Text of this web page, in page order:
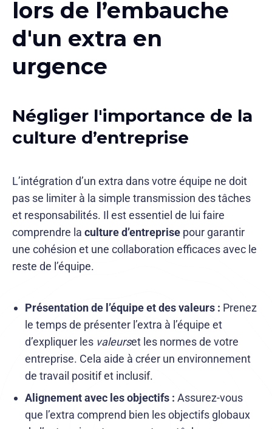
lors de l’embauche
d'un extra en
urgence
Négliger l'importance de la
culture d’entreprise
L’intégration d’un extra dans votre équipe ne doit
pas se limiter à la simple transmission des tâches
et responsabilités. Il est essentiel de lui faire
comprendre la culture d’entreprise pour garantir
une cohésion et une collaboration efficaces avec le
reste de l’équipe.
Présentation de l’équipe et des valeurs : Prenez
le temps de présenter l’extra à l’équipe et
d’expliquer les valeurset les normes de votre
entreprise. Cela aide à créer un environnement
de travail positif et inclusif.
Alignement avec les objectifs : Assurez-vous
que l’extra comprend bien les objectifs globaux